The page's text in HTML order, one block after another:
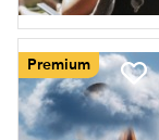
Premium